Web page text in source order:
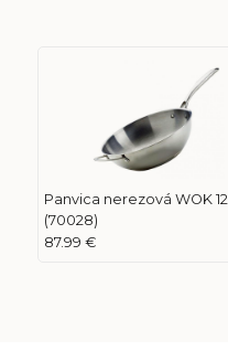
Panvica nerezová WOK 12
(70028)
87.99 €